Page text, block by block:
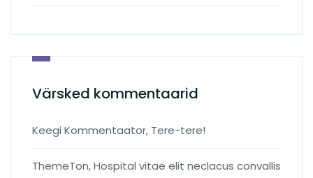
Värsked kommentaarid
Keegi Kommentaator, Tere-tere!
ThemeTon,Hospital vitae elit neclacus convallis